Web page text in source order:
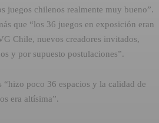
juegos chilenos realmente muy bueno”.
que “los 36 juegos en exposición eran
Chile, nuevos creadores invitados,
y por supuesto postulaciones”.
“hizo poco 36 espacios y la calidad de
era altísima”.